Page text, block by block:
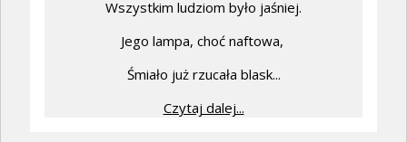
Wszystkim ludziom było jaśniej.
Jego lampa, choć naftowa,
Śmiało już rzucała blask...
Czytaj dalej...